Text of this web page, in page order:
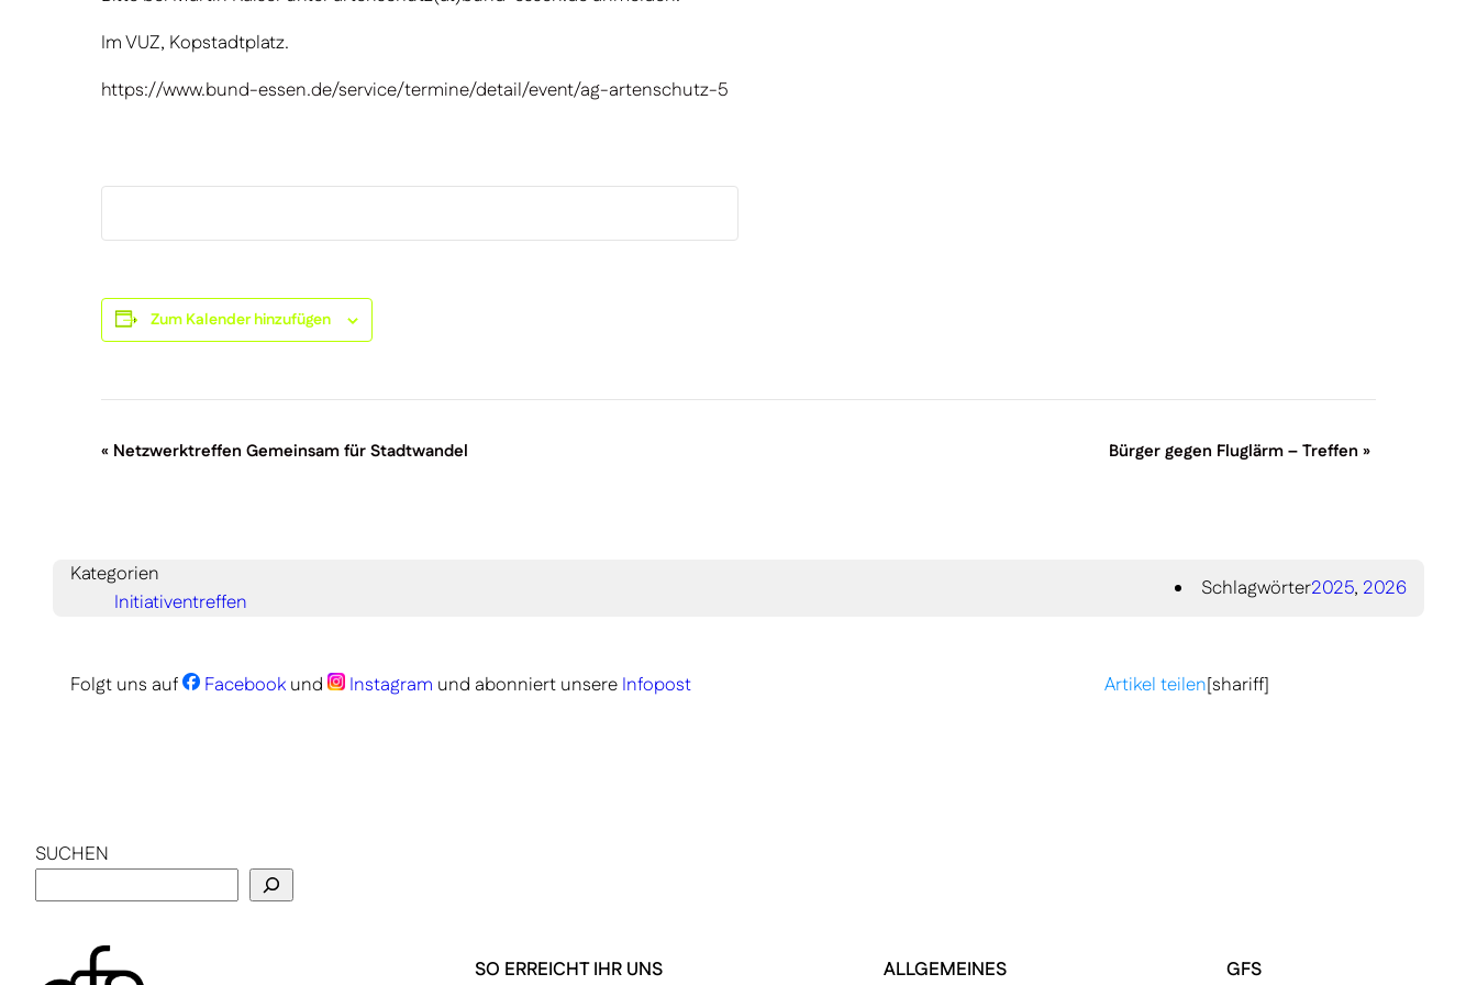
Im VUZ, Kopstadtplatz.
https://www.bund-essen.de/service/termine/detail/event/ag-artenschutz-5
Zum Kalender hinzufügen
Veranstaltung-
« Netzwerktreffen Gemeinsam für Stadtwandel Bürger gegen Fluglärm – Treffen »
Kategorien
Initiativentreffen
Schlagwörter2025, 2026
Folgt uns auf Facebook und Instagram und abonniert unsere Infopost Artikel teilen[shariff]
SUCHEN
SO ERREICHT IHR UNS ALLGEMEINES GFS